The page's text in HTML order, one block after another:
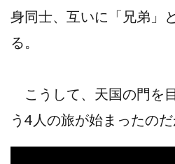
身同士、互いに「兄弟」
る。
こうして、天国の門を
う4人の旅が始まったのだ